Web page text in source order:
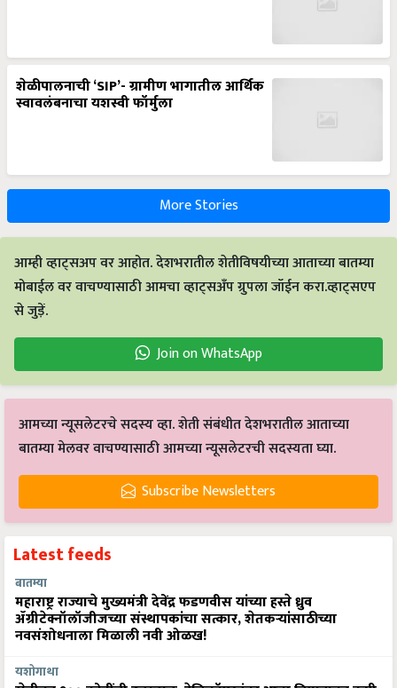
शेळीपालनाची ‘SIP’- ग्रामीण भागातील आर्थिक
स्वावलंबनाचा यशस्वी फॉर्मुला
More Stories
आम्ही व्हाट्सअप वर आहोत. देशभरातील शेतीविषयीच्या आताच्या बातम्या
मोबाईल वर वाचण्यासाठी आमचा व्हाट्सअँप ग्रुपला जॉईन करा.व्हाट्सएप
से जुड़ें.
Join on WhatsApp
आमच्या न्यूसलेटरचे सदस्य व्हा. शेती संबंधीत देशभरातील आताच्या
बातम्या मेलवर वाचण्यासाठी आमच्या न्यूसलेटरची सदस्यता घ्या.
Subscribe Newsletters
Latest feeds
बातम्या
महाराष्ट्र राज्याचे मुख्यमंत्री देवेंद्र फडणवीस यांच्या हस्ते ध्रुव
ॲग्रीटेक्नॉलॉजीजच्या संस्थापकांचा सत्कार, शेतकऱ्यांसाठीच्या
नवसंशोधनाला मिळाली नवी ओळख!
यशोगाथा